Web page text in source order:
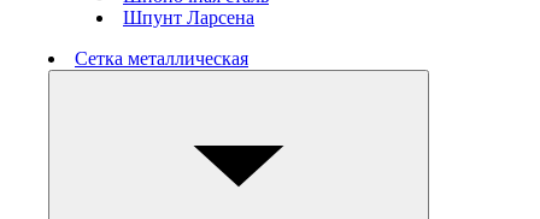
Шпунт Ларсена
Сетка металлическая